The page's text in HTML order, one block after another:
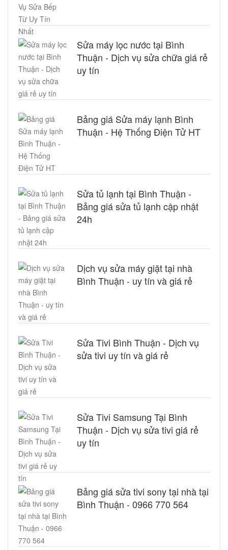
Sửa máy lọc nước tại Bình
Thuận - Dịch vụ sửa chữa giá rẻ
uy tín
Bảng giá Sửa máy lạnh Bình
Thuận - Hệ Thống Điện Tử HT
Sửa tủ lạnh tại Bình Thuận -
Bảng giá sửa tủ lạnh cập nhật
24h
Dịch vụ sửa máy giặt tại nhà
Bình Thuận - uy tín và giá rẻ
Sửa Tivi Bình Thuận - Dịch vụ
sửa tivi uy tín và giá rẻ
Sửa Tivi Samsung Tại Bình
Thuận - Dịch vụ sửa tivi giá rẻ
uy tín
Bảng giá sửa tivi sony tại nhà tại
Bình Thuận - 0966 770 564